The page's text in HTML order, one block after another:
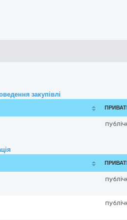
закупівлі